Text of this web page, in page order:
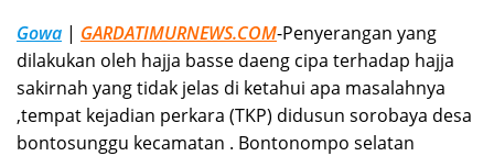
Gowa | GARDATIMURNEWS.COM-Penyerangan yang
dilakukan oleh hajja basse daeng cipa terhadap hajja
sakirnah yang tidak jelas di ketahui apa masalahnya
,tempat kejadian perkara (TKP) didusun sorobaya desa
bontosunggu kecamatan . Bontonompo selatan